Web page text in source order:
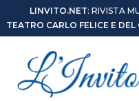
LINVITO.NET: RIVISTA
TEATRO CARLO FELICE E